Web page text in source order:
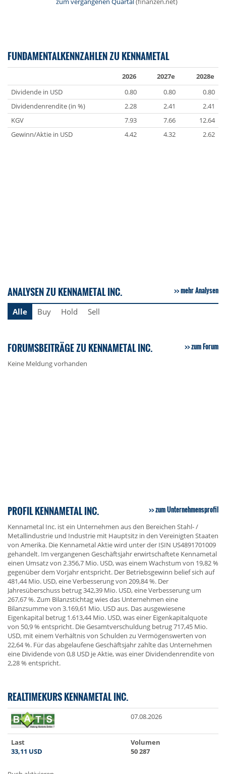
FUNDAMENTALKENNZAHLEN ZU KENNAMETAL
2026 2027e
2028e
Dividende in USD
0.80 0.80
0.80
Dividendenrendite (in %)
2.28 2.41
2.41
KGV
7.93 7.66
12.64
Gewinn/Aktie in USD
4.42 4.32 2.62
ANALYSEN ZU KENNAMETAL INC. mehr Analysen
Alle Buy Hold Sell
FORUMSBEITRÄGE ZU KENNAMETAL INC. zum Forum
Keine Meldung vorhanden
PROFIL KENNAMETAL INC. zum Unternehmensprofil
Kennametal Inc. ist ein Unternehmen aus den Bereichen Stahl- /
Metallindustrie und Industrie mit Hauptsitz in den Vereinigten Staaten
von Amerika. Die Kennametal Aktie wird unter der ISIN US4891701009
gehandelt. Im vergangenen Geschäftsjahr erwirtschaftete Kennametal
einen Umsatz von 2.356,7 Mio. USD, was einem Wachstum von 19,82 %
gegenüber dem Vorjahr entspricht. Der Betriebsgewinn belief sich auf
481,44 Mio. USD, eine Verbesserung von 209,84 %. Der
Jahresüberschuss betrug 342,39 Mio. USD, eine Verbesserung um
267,67 %. Zum Bilanzstichtag wies das Unternehmen eine
Bilanzsumme von 3.169,61 Mio. USD aus. Das ausgewiesene
Eigenkapital betrug 1.613,44 Mio. USD, was einer Eigenkapitalquote
von 50,9 % entspricht. Die Gesamtverschuldung betrug 717,45 Mio.
USD, mit einem Verhältnis von Schulden zu Vermögenswerten von
22,64 %. Für das abgelaufene Geschäftsjahr zahlte das Unternehmen
eine Dividende von 0,8 USD je Aktie, was einer Dividendenrendite von
2,28 % entspricht.
REALTIMEKURS KENNAMETAL INC.
07.08.2026
Last
33,11 USD
Volumen
50 287